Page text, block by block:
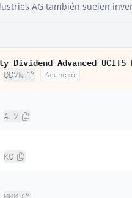
AG también suelen
Dividend Advanced UCITS
QDVW Anuncio
ALV
KO